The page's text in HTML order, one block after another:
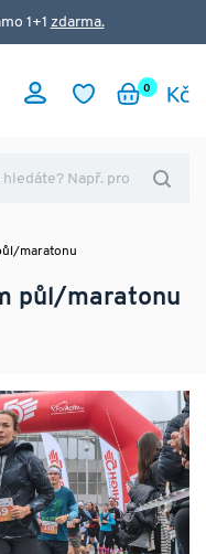
1+1 zdarma.
0
maratonu
půl/maratonu